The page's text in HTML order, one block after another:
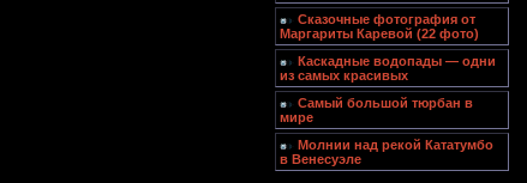
Сказочные фотография от
Маргариты Каревой (22 фото)
Каскадные водопады — одни
из самых красивых
Самый большой тюрбан в
мире
Молнии над рекой Кататумбо
в Венесуэле